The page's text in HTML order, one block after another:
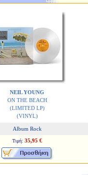
NEIL YOUNG
ON THE BEACH
(LIMITED LP)
(VINYL)
Album Rock
Τιμή: 35,95 €